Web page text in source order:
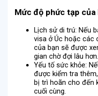
Mức độ phức tạp của
Lịch sử di trú: Nếu
visa ở Úc hoặc các
của bạn sẽ được
gian chờ đợi lâu hơn.
Yếu tố sức khỏe:
được kiểm tra
bị trì hoãn cho đến
cuối cùng.